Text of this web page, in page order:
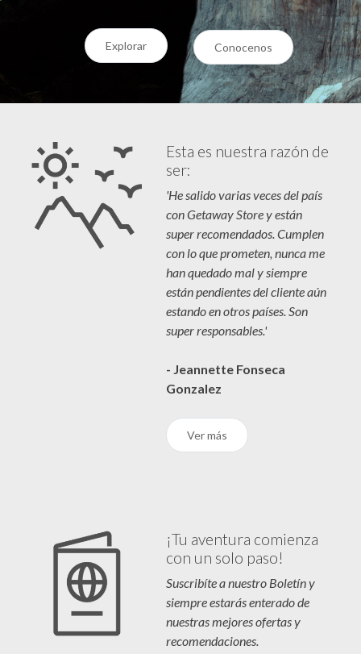
Explorar Conocenos
Esta es nuestra razón de
ser:
'He salido varias veces del país
con Getaway Store y están
super recomendados. Cumplen
con lo que prometen, nunca me
han quedado mal y siempre
están pendientes del cliente aún
estando en otros países. Son
super responsables.'
- Jeannette Fonseca
Gonzalez
Ver más
¡Tu aventura comienza
con un solo paso!
Suscribíte a nuestro Boletín y
siempre estarás enterado de
nuestras mejores ofertas y
recomendaciones.